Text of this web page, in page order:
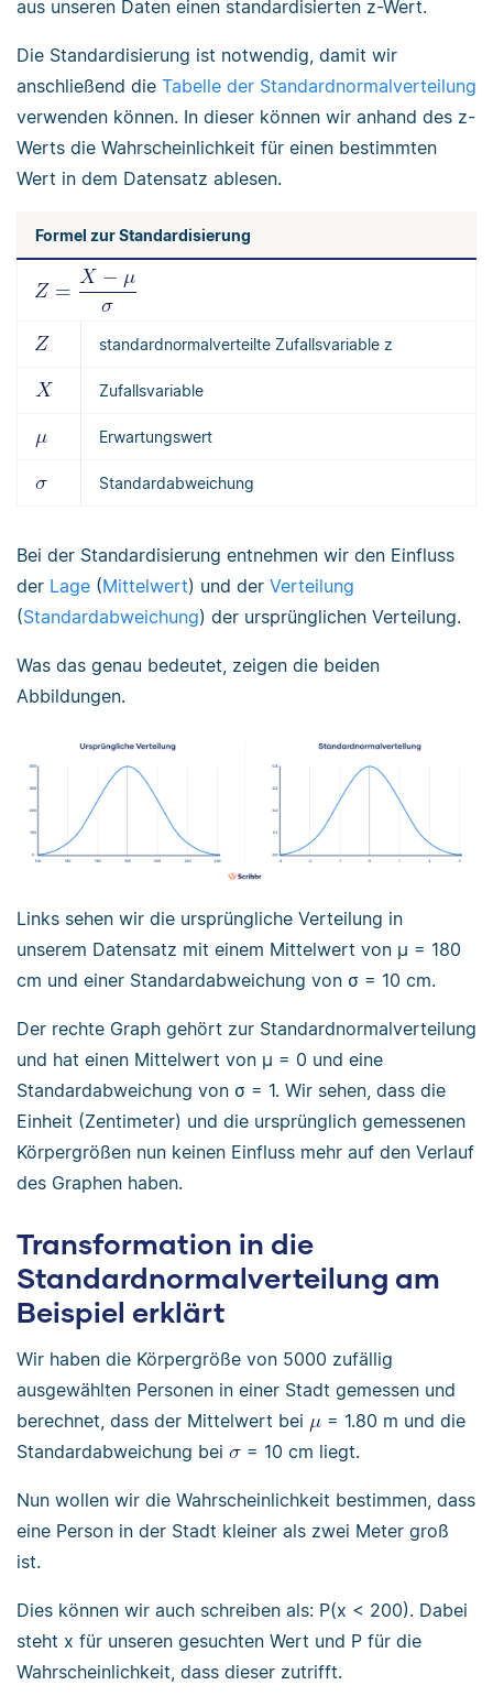
aus unseren Daten einen standardisierten z-Wert.
Die Standardisierung ist notwendig, damit wir
anschließend die Tabelle der Standardnormalverteilung
verwenden können. In dieser können wir anhand des z-
Werts die Wahrscheinlichkeit für einen bestimmten
Wert in dem Datensatz ablesen.
Formel zur Standardisierung
standardnormalverteilte Zufallsvariable z
Zufallsvariable
Erwartungswert
Standardabweichung
Bei der Standardisierung entnehmen wir den Einfluss
der Lage (Mittelwert) und der Verteilung
(Standardabweichung) der ursprünglichen Verteilung.
Was das genau bedeutet, zeigen die beiden
Abbildungen.
Links sehen wir die ursprüngliche Verteilung in
unserem Datensatz mit einem Mittelwert von μ = 180
cm und einer Standardabweichung von σ = 10 cm.
Der rechte Graph gehört zur Standardnormalverteilung
und hat einen Mittelwert von μ = 0 und eine
Standardabweichung von σ = 1. Wir sehen, dass die
Einheit (Zentimeter) und die ursprünglich gemessenen
Körpergrößen nun keinen Einfluss mehr auf den Verlauf
des Graphen haben.
Transformation in die
Standardnormalverteilung am
Beispiel erklärt
Wir haben die Körpergröße von 5000 zufällig
ausgewählten Personen in einer Stadt gemessen und
berechnet, dass der Mittelwert bei
= 1.80 m und die
Standardabweichung bei
= 10 cm liegt.
Nun wollen wir die Wahrscheinlichkeit bestimmen, dass
eine Person in der Stadt kleiner als zwei Meter groß
ist.
Dies können wir auch schreiben als: P(x < 200). Dabei
steht x für unseren gesuchten Wert und P für die
Wahrscheinlichkeit, dass dieser zutrifft.